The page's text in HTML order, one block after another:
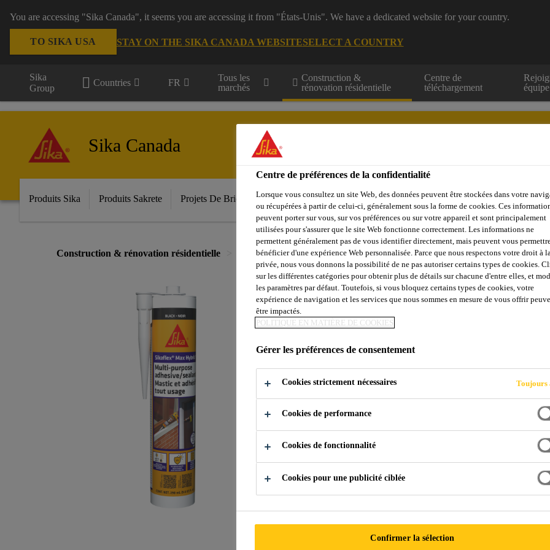
You are accessing "Sika Canada", it seems you are accessing it from "États-Unis". We have a dedicated website for your country.
TO SIKA USA STAY ON THE SIKA CANADA WEBSITESELECT A COUNTRY
Sika
Group
Countries FR
Tous les
marchés
Construction &
rénovation résidentielle
Centre de
téléchargement
équipe
Sika Canada
Produits Sika Produits Sakrete Projets De Bricolage Calculateurs Centre de ressources Trouver un distributeur
Construction & rénovation résidentielle Produits Sika Scellement / Collage Mastics Sikaflex® Max
Sikaflex® Max
Mastic et adhésif tout usage, haute
hybride
Sikaflex® Max Hybrid 1 est un mastic et adhésif tout
base de polymère hybride pouvant être appliqué à
une flexibilité maximale et une adhérence supérieure
Résistance à des températures extrêmes
Très bonne résistance aux rayons UV
Centre de préférences de la confidentialité
Lorsque vous consultez un site Web, des données peuvent être stockées dans votre
ou récupérées à partir de celui-ci, généralement sous la forme de cookies. Ces
peuvent porter sur vous, sur vos préférences ou sur votre appareil et sont principalement
utilisées pour s'assurer que le site Web fonctionne correctement. Les informations ne
permettent généralement pas de vous identifier directement, mais peuvent vous
bénéficier d'une expérience Web personnalisée. Parce que nous respectons votre droit à
privée, nous vous donnons la possibilité de ne pas autoriser certains types de cookies.
sur les différentes catégories pour obtenir plus de détails sur chacune d'entre elles, et
les paramètres par défaut. Toutefois, si vous bloquez certains types de cookies, votre
expérience de navigation et les services que nous sommes en mesure de vous offrir
être impactés.
POLITIQUE EN MATIÈRE DE COOKIES
Gérer les préférences de consentement
Cookies strictement nécessaires Toujours
Cookies de performance
Cookies de fonctionnalité
Cookies pour une publicité ciblée
Confirmer la sélection